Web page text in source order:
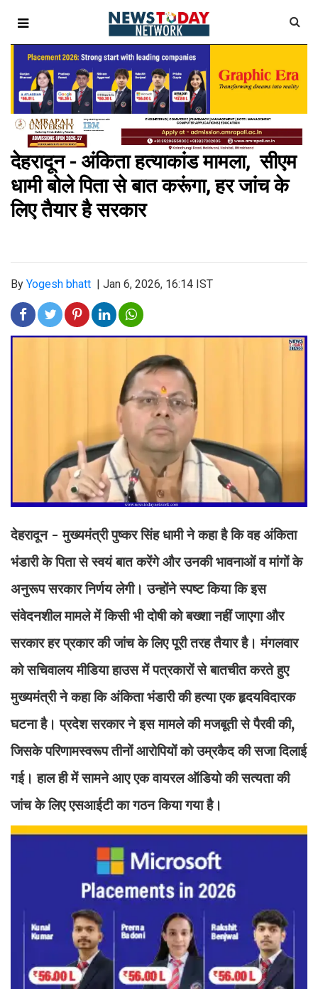
देहरादून - अंकिता हत्याकांड मामला, सीएम
धामी बोले पिता से बात करूंगा, हर जांच के
लिए तैयार है सरकार
By Yogesh bhatt Jan 6, 2026, 16:14 IST
देहरादून - मुख्यमंत्री पुष्कर सिंह धामी ने कहा है कि वह अंकिता
भंडारी के पिता से स्वयं बात करेंगे और उनकी भावनाओं व मांगों के
अनुरूप सरकार निर्णय लेगी। उन्होंने स्पष्ट किया कि इस
संवेदनशील मामले में किसी भी दोषी को बख्शा नहीं जाएगा और
सरकार हर प्रकार की जांच के लिए पूरी तरह तैयार है। मंगलवार
को सचिवालय मीडिया हाउस में पत्रकारों से बातचीत करते हुए
मुख्यमंत्री ने कहा कि अंकिता भंडारी की हत्या एक हृदयविदारक
घटना है। प्रदेश सरकार ने इस मामले की मजबूती से पैरवी की,
जिसके परिणामस्वरूप तीनों आरोपियों को उम्रकैद की सजा दिलाई
गई। हाल ही में सामने आए एक वायरल ऑडियो की सत्यता की
जांच के लिए एसआईटी का गठन किया गया है।